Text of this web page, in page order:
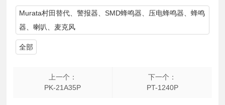
Murata村田替代、警报器、SMD蜂鸣器、压电蜂鸣器、蜂鸣
器、喇叭、麦克风
全部
上一个：
PK-21A35P
下一个：
PT-1240P